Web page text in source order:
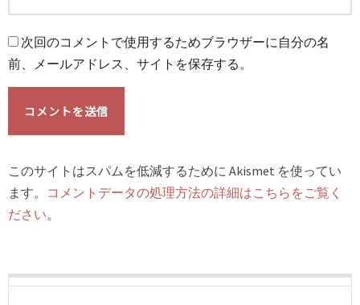
次回のコメントで使用するためブラウザーに自分の名
前、メールアドレス、サイトを保存する。
このサイトはスパムを低減するために Akismet を使ってい
ます。 コメントデータの処理方法の詳細はこちらをご覧く
ださい。